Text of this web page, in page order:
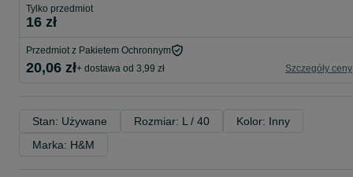
Tylko przedmiot
16 zł
Przedmiot z Pakietem Ochronnym
20,06 zł+ dostawa od 3,99 zł Szczegóły ceny
Stan: Używane Rozmiar: L / 40
Kolor: Inny
Marka: H&M